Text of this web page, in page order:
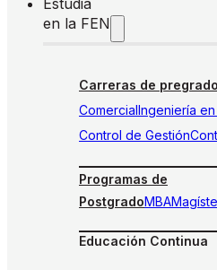
en la FEN
Carreras de pregrado
ComercialIngeniería
Control de Gestión
Programas de
PostgradoMBA
Educación Continua